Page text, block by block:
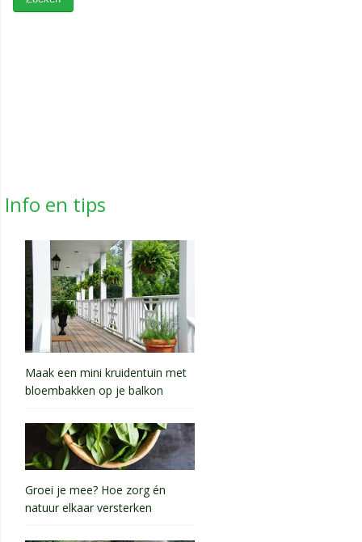
Info en tips
Maak een mini kruidentuin met
bloembakken op je balkon
Groei je mee? Hoe zorg én
natuur elkaar versterken